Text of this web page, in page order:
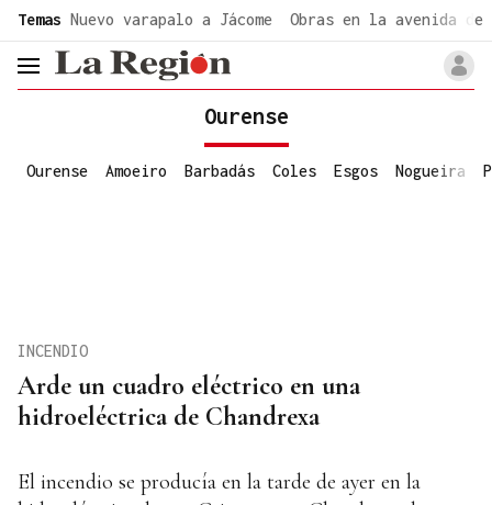
Temas Nuevo varapalo a Jácome Obras en la avenida de
header.menu.open
Ourense
Ourense Amoeiro Barbadás Coles Esgos Nogueira
Arde un cuadro eléctrico en una
hidroeléctrica de Chandrexa
INCENDIO
El incendio se producía en la tarde de ayer en la